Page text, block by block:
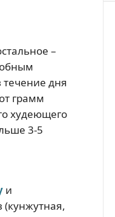
–
дня
грамм
худеющего
3-5
и
(кунжутная,